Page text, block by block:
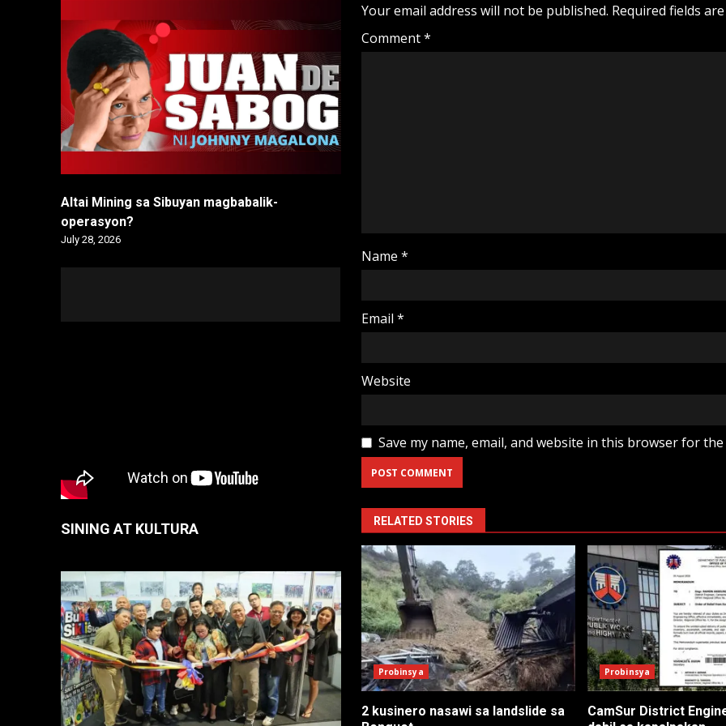
Your email address will not be published. Required fields
Comment*
Name *
Email *
Website
Save my name, email, and website in this browser for
RELATED STORIES
Probinsya
2 kusinero nasawi sa landslide sa
Probinsya
CamSur District
Altai Mining sa Sibuyan magbabalik-
operasyon?
July 28, 2026
SINING AT KULTURA